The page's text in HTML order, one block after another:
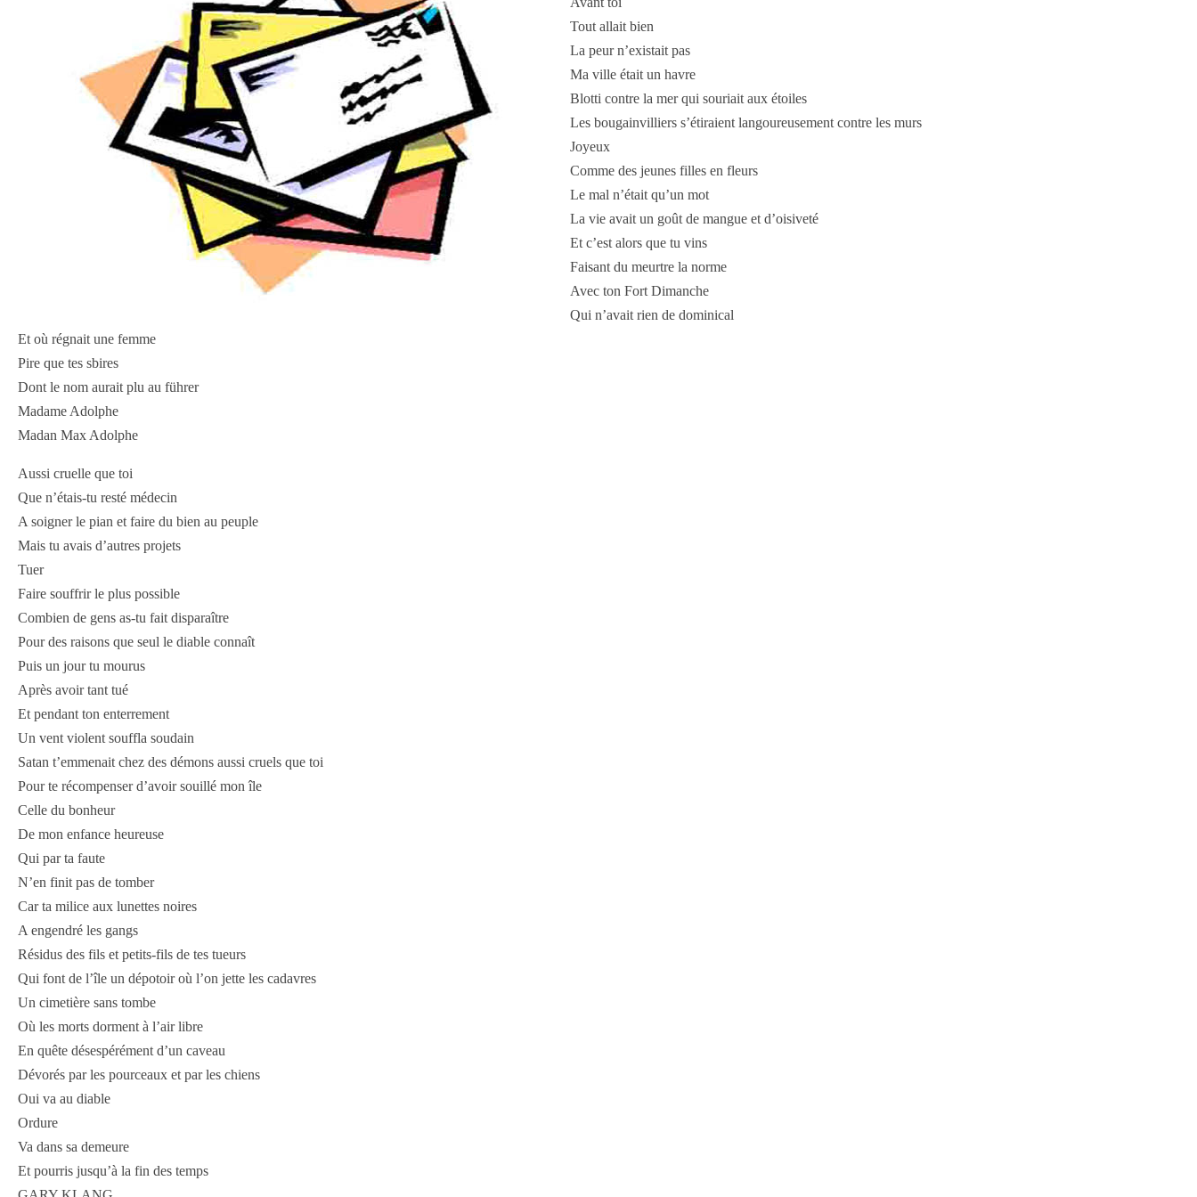
Tout allait bien
La peur n’existait pas
Ma ville était un havre
Blotti contre la mer qui souriait aux étoiles
Les bougainvilliers s’étiraient langoureusement contre les murs
Joyeux
Comme des jeunes filles en fleurs
Le mal n’était qu’un mot
La vie avait un goût de mangue et d’oisiveté
Et c’est alors que tu vins
Faisant du meurtre la norme
Avec ton Fort Dimanche
Qui n’avait rien de dominical
Et où régnait une femme
Pire que tes sbires
Dont le nom aurait plu au führer
Madame Adolphe
Madan Max Adolphe
Aussi cruelle que toi
Que n’étais-tu resté médecin
A soigner le pian et faire du bien au peuple
Mais tu avais d’autres projets
Tuer
Faire souffrir le plus possible
Combien de gens as-tu fait disparaître
Pour des raisons que seul le diable connaît
Puis un jour tu mourus
Après avoir tant tué
Et pendant ton enterrement
Un vent violent souffla soudain
Satan t’emmenait chez des démons aussi cruels que toi
Pour te récompenser d’avoir souillé mon île
Celle du bonheur
De mon enfance heureuse
Qui par ta faute
N’en finit pas de tomber
Car ta milice aux lunettes noires
A engendré les gangs
Résidus des fils et petits-fils de tes tueurs
Qui font de l’île un dépotoir où l’on jette les cadavres
Un cimetière sans tombe
Où les morts dorment à l’air libre
En quête désespérément d’un caveau
Dévorés par les pourceaux et par les chiens
Oui va au diable
Ordure
Va dans sa demeure
Et pourris jusqu’à la fin des temps